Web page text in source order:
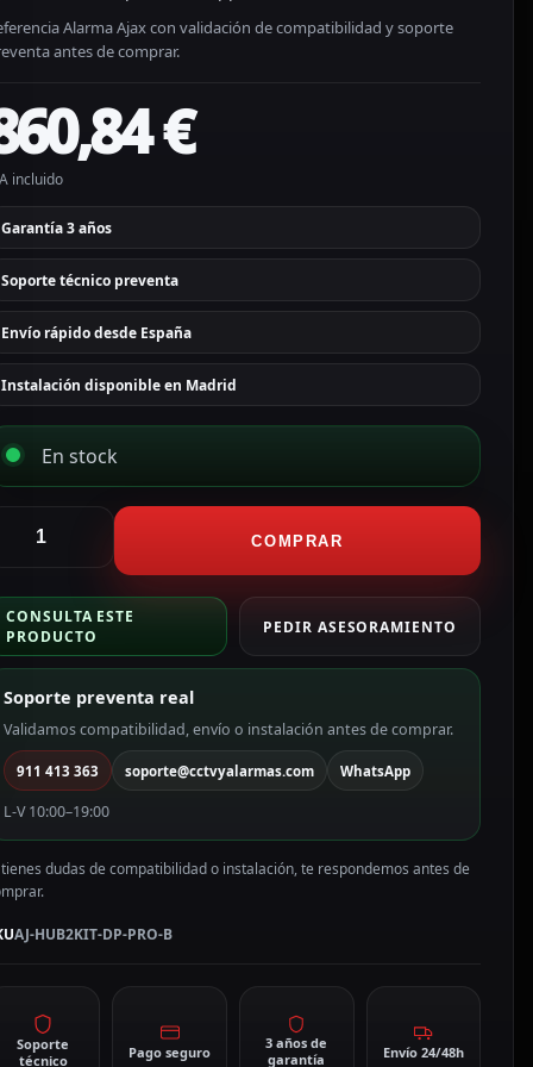
Alarma Ajax con validación de compatibilidad y soporte
antes de comprar.
€
incluido
Garantía 3 años
Soporte técnico preventa
Envío rápido desde España
Instalación disponible en Madrid
En stock
COMPRAR
CONSULTA ESTE
PRODUCTO
PEDIR ASESORAMIENTO
Soporte preventa real
Validamos compatibilidad, envío o instalación antes de comprar.
911 413 363 soporte@cctvyalarmas.com WhatsApp
L-V 10:00–19:00
dudas de compatibilidad o instalación, te respondemos antes de
AJ-HUB2KIT-DP-PRO-B
Soporte
técnico
Pago seguro
3 años de
garantía
Envío 24/48h